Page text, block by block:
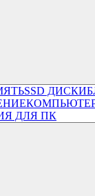
SSD ДИСКИ
ДЛЯ ПК